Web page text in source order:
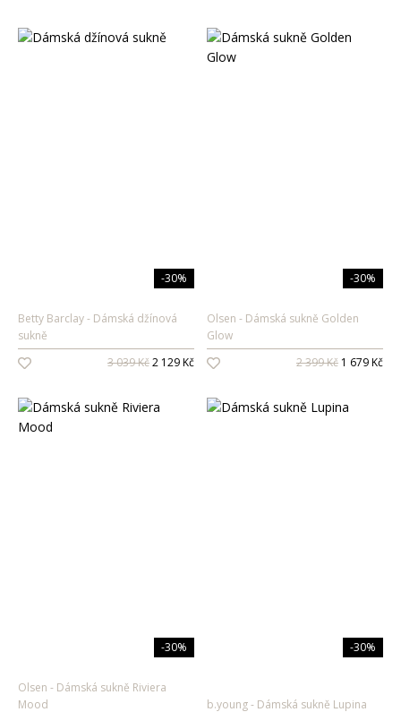
-30%
Betty Barclay
Dámská džínová
sukně
3 039 Kč2 129 Kč
-30%
Olsen
Dámská sukně Golden
Glow
2 399 Kč 1 679 Kč
-30%
Olsen
Dámská sukně Riviera
Mood
-30%
b.young
Dámská sukně Lupina